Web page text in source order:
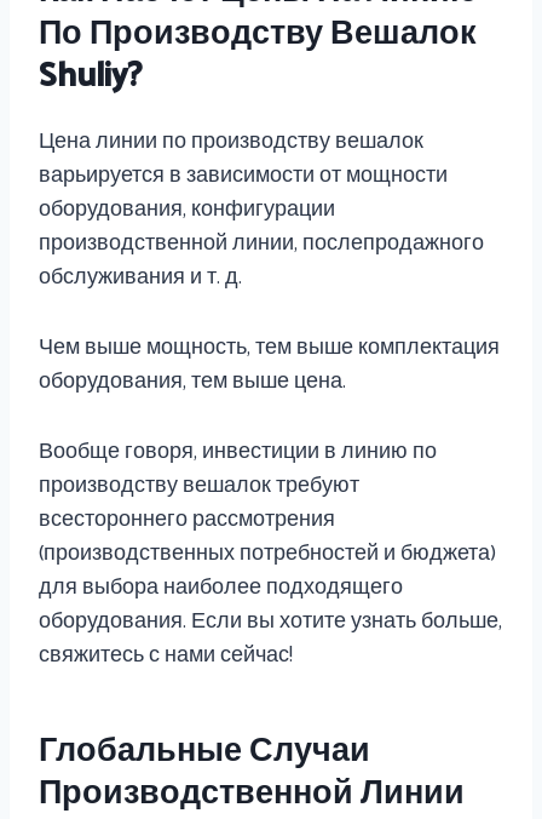
По Производству Вешалок
Shuliy?
Цена линии по производству вешалок
варьируется в зависимости от мощности
оборудования, конфигурации
производственной линии, послепродажного
обслуживания и т. д.
Чем выше мощность, тем выше комплектация
оборудования, тем выше цена.
Вообще говоря, инвестиции в линию по
производству вешалок требуют
всестороннего рассмотрения
(производственных потребностей и бюджета)
для выбора наиболее подходящего
оборудования. Если вы хотите узнать больше,
свяжитесь с нами сейчас!
Глобальные Случаи
Производственной Линии